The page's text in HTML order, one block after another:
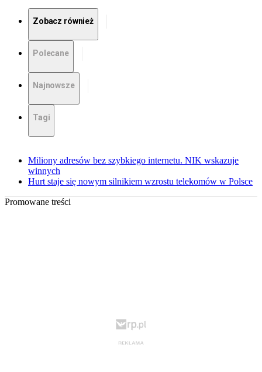
Zobacz również
Polecane
Najnowsze
Tagi
Miliony adresów bez szybkiego internetu. NIK wskazuje
winnych
Hurt staje się nowym silnikiem wzrostu telekomów w Polsce
Promowane treści